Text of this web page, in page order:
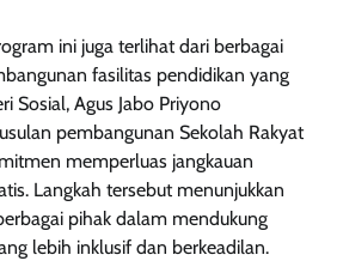
ini juga terlihat dari berbagai
fasilitas pendidikan yang
Sosial, Agus Jabo Priyono
pembangunan Sekolah Rakyat
memperluas jangkauan
Langkah tersebut menunjukkan
pihak dalam mendukung
lebih inklusif dan berkeadilan.